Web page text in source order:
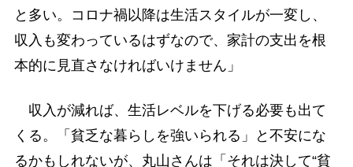
と多い。コロナ禍以降は生活スタイルが一変し、
収入も変わっているはずなので、家計の支出を根
本的に見直さなければいけません」
収入が減れば、生活レベルを下げる必要も出て
くる。「貧乏な暮らしを強いられる」と不安にな
るかもしれないが、丸山さんは「それは決して“貧